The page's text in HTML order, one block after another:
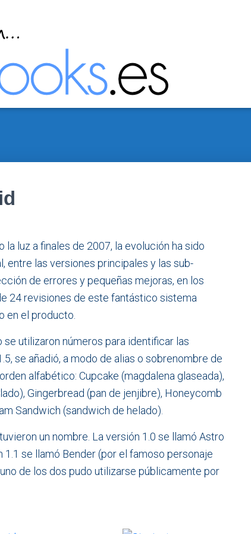
luz a finales de 2007, la evolución ha sido
entre las versiones principales y las sub-
de errores y pequeñas mejoras, en los
24 revisiones de este fantástico sistema
en el producto.
utilizaron números para identificar las
se añadió, a modo de alias o sobrenombre de
alfabético: Cupcake (magdalena glaseada),
Gingerbread (pan de jenjibre), Honeycomb
Sandwich (sandwich de helado).
un nombre. La versión 1.0 se llamó Astro
se llamó Bender (por el famoso personaje
de los dos pudo utilizarse públicamente por